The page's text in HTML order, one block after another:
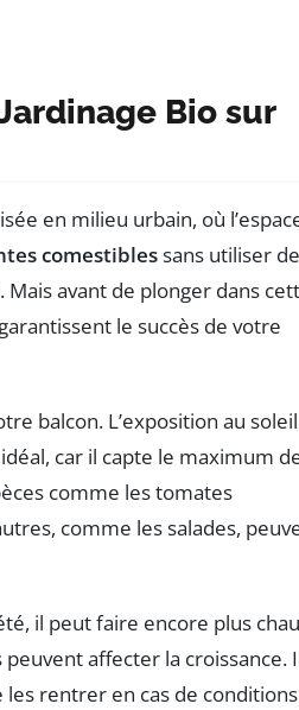
Bio sur
en milieu urbain, où
comestiblessans utiliser de
avant de plonger dans
le succès de votre
balcon. L’exposition au soleil
car il capte le maximum
comme les tomates
comme les salades,
il peut faire encore plus
affecter la croissance.
rentrer en cas de conditions